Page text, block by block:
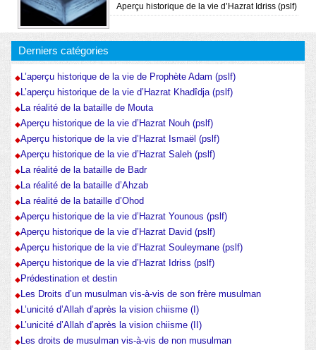
Aperçu historique de la vie d’Hazrat Idriss (pslf)
Derniers catégories
L’aperçu historique de la vie de Prophète Adam (pslf)
L’aperçu historique de la vie d’Hazrat Khadîdja (pslf)
La réalité de la bataille de Mouta
Aperçu historique de la vie d’Hazrat Nouh (pslf)
Aperçu historique de la vie d’Hazrat Ismaël (pslf)
Aperçu historique de la vie d’Hazrat Saleh (pslf)
La réalité de la bataille de Badr
La réalité de la bataille d’Ahzab
La réalité de la bataille d’Ohod
Aperçu historique de la vie d’Hazrat Younous (pslf)
Aperçu historique de la vie d’Hazrat David (pslf)
Aperçu historique de la vie d’Hazrat Souleymane (pslf)
Aperçu historique de la vie d’Hazrat Idriss (pslf)
Prédestination et destin
Les Droits d’un musulman vis-à-vis de son frère musulman
L’unicité d’Allah d’après la vision chiisme (I)
L’unicité d’Allah d’après la vision chiisme (II)
Les droits de musulman vis-à-vis de non musulman